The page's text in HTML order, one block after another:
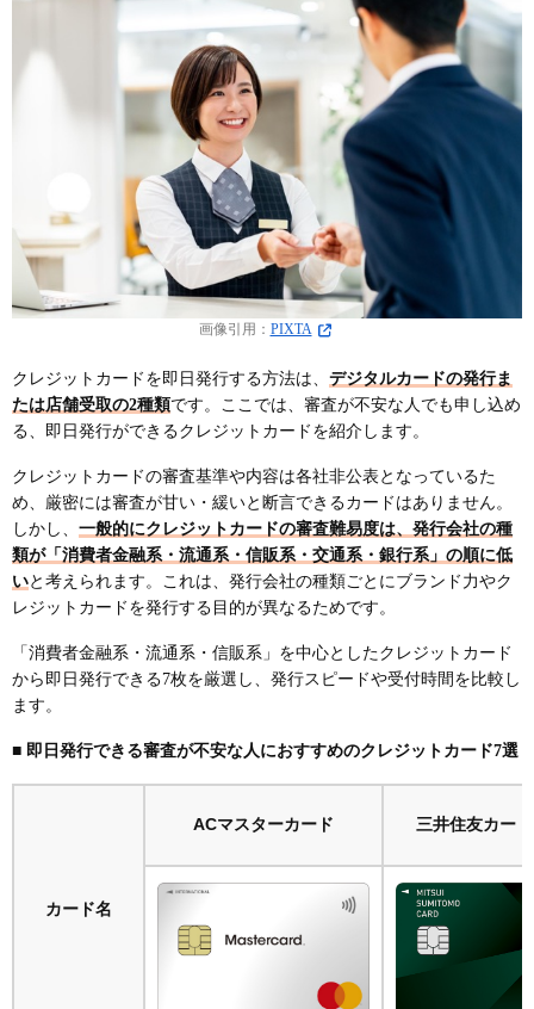
店頭受け取りタイプ
仮カードタイプ
審査に通りやすいクレジットカードの選び方
流通系・信販系のクレジットカードを選ぶ
信用情報が不安な人は、独自審査のクレジットカー
ドを選ぶ
カードランクが一般で年会費無料のカードを選ぶ
申込条件に収入の条件がないカードを選ぶ
即日でクレジットカードの審査に通過するコツ
インターネットで申し込むと受け取りがスムーズ
申込情報を正確に記載する
短期間に複数のカードを申し込まない
信用情報に問題がないか確認する
利用限度額は30万円以下で申し込む
キャッシング枠は0円で設定する
在籍確認や本人確認の電話に対応できるようにして
即日発行のクレジットカードに申し込む際の注意点
リアルカードとデジタルカードの違いに注意
クレジットカードの審査に落ちる原因
申込内容に虚偽や誤りがある
クレジットヒストリーに傷がある
安定した継続収入がない
クレジットカードの利用実績の履歴がない
画像引用： PIXTA
クレジットカードを即日発行する方法は、 デジタルカードの発行ま
たは店舗受取の2種類です。ここでは、審査が不安な人でも申し込め
る、即日発行ができるクレジットカードを紹介します。
クレジットカードの審査基準や内容は各社非公表となっているた
め、厳密には審査が甘い・緩いと断言できるカードはありません。
しかし、 一般的にクレジットカードの審査難易度は、発行会社の種
類が「消費者金融系・流通系・信販系・交通系・銀行系」の順に低
いと考えられます。これは、発行会社の種類ごとにブランド力やク
レジットカードを発行する目的が異なるためです。
「消費者金融系・流通系・信販系」を中心としたクレジットカード
から即日発行できる7枚を厳選し、発行スピードや受付時間を比較し
ます。
■ 即日発行できる審査が不安な人におすすめのクレジットカード7選
カード名
ACマスターカード 三井住友カー